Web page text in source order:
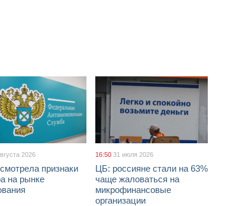
2026
признаки
на рынке
16:50 31 июля 2026
ЦБ: россияне стали на 63%
чаще жаловаться на
микрофинансовые
организации